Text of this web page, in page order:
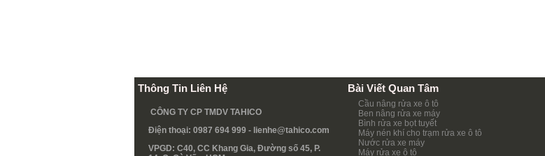
Thông Tin Liên Hệ
CÔNG TY CP TMDV TAHICO
Điện thoại: 0987 694 999 - lienhe@tahico.com
VPGD: C40, CC Khang Gia, Đường số 45, P.
Bài Viết Quan Tâm
Cầu nâng rửa xe ô tô
Ben nâng rửa xe máy
Bình rửa xe bọt tuyết
Máy nén khí cho trạm rửa xe ô tô
Nước rửa xe máy
Máy rửa xe ô tô